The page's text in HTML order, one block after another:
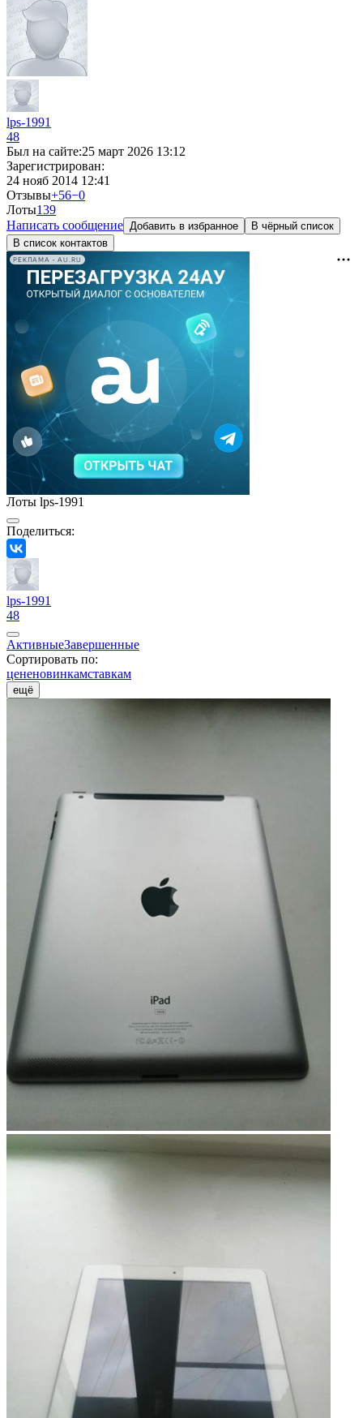
lps-1991
48
Был на сайте:25 март 2026 13:12
Зарегистрирован:
24 нояб 2014 12:41
Отзывы+56−0
Лоты139
Написать сообщение Добавить в избранное
В чёрный список
В список контактов
РЕКЛАМА • AU.RU
Лоты lps-1991
Поделиться:
lps-1991
48
АктивныеЗавершенные
Сортировать по:
цененовинкамставкам
ещё